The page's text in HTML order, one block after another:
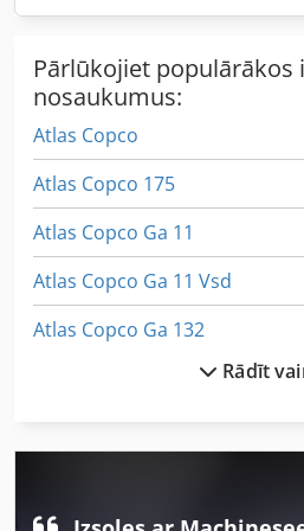
Pārlūkojiet populārākos
nosaukumus:
Atlas Copco
Atlas Copco 175
Atlas Copco Ga 11
Atlas Copco Ga 11 Vsd
Atlas Copco Ga 132
Atlas Copco Ga 180 Vsd
Rādīt